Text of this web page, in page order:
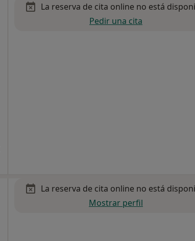
La reserva de cita online no está
Pedir una cita
La reserva de cita online no está
Mostrar perfil